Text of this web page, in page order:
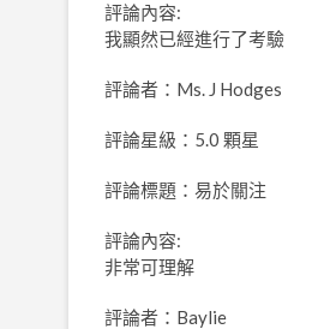
評論內容:
我顯然已經進行了考驗
評論者：Ms. J Hodges
評論星級：5.0 顆星
評論標題：易於關注
評論內容:
非常可理解
評論者：Baylie